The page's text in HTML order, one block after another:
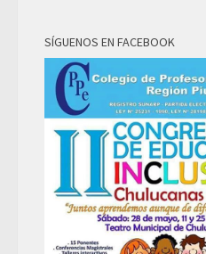
SÍGUENOS EN FACEBOOK